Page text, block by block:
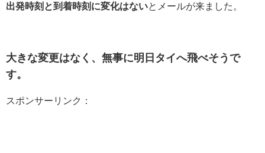
出発時刻と到着時刻に変化はないとメールが来ました。
大きな変更はなく、無事に明日タイへ飛べそうで
す。
スポンサーリンク：